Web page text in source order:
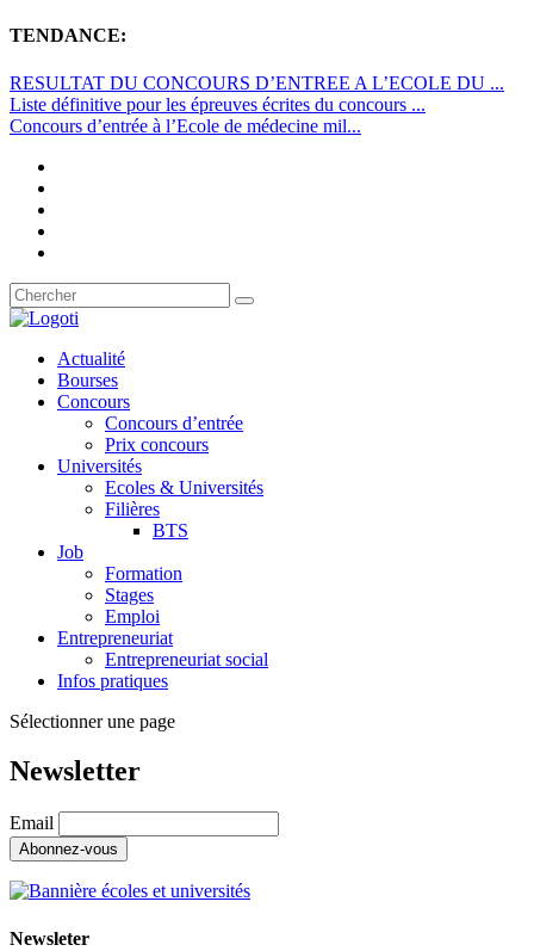
TENDANCE:
RESULTAT DU CONCOURS D’ENTREE A L’ECOLE DU ...
Liste définitive pour les épreuves écrites du concours ...
Concours d’entrée à l’Ecole de médecine mil...
Actualité
Bourses
Concours
Concours d’entrée
Prix concours
Universités
Ecoles & Universités
Filières
BTS
Job
Formation
Stages
Emploi
Entrepreneuriat
Entrepreneuriat social
Infos pratiques
Sélectionner une page
Newsletter
Email
Newsleter